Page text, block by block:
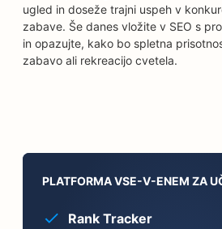
ugled in doseže trajni uspeh v
zabave. Še danes vložite v SEO s
in opazujte, kako bo spletna
zabavo ali rekreacijo cvetela.
PLATFORMA VSE-V-ENEM ZA
Rank Tracker